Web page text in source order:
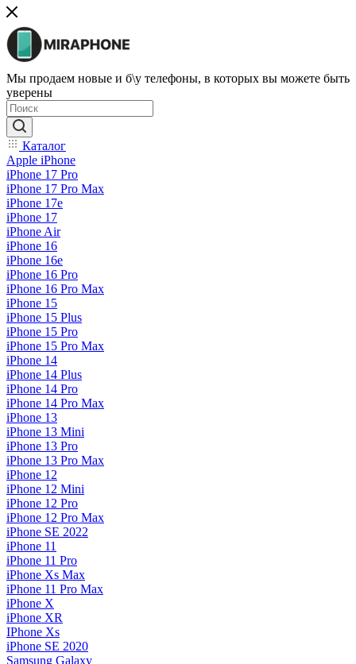
Мы продаем новые и б\у телефоны, в которых вы можете быть
уверены
Каталог
Apple iPhone
iPhone 17 Pro
iPhone 17 Pro Max
iPhone 17e
iPhone 17
iPhone Air
iPhone 16
iPhone 16e
iPhone 16 Pro
iPhone 16 Pro Max
iPhone 15
iPhone 15 Plus
iPhone 15 Pro
iPhone 15 Pro Max
iPhone 14
iPhone 14 Plus
iPhone 14 Pro
iPhone 14 Pro Max
iPhone 13
iPhone 13 Mini
iPhone 13 Pro
iPhone 13 Pro Max
iPhone 12
iPhone 12 Mini
iPhone 12 Pro
iPhone 12 Pro Max
iPhone SE 2022
iPhone 11
iPhone 11 Pro
iPhone Xs Max
iPhone 11 Pro Max
iPhone X
iPhone XR
IPhone Xs
iPhone SE 2020
Samsung Galaxy